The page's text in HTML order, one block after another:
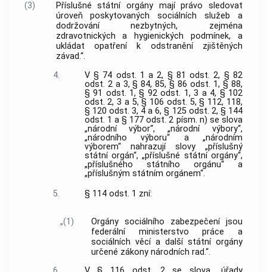
(3)
Příslušné státní orgány mají právo sledovat
úroveň poskytovaných sociálních služeb a
dodržování nezbytných, zejména
zdravotnických a hygienických podmínek, a
ukládat opatření k odstranění zjištěných
závad.“.
4.
V § 74 odst. 1 a 2, § 81 odst. 2, § 82
odst. 2 a 3, § 84, 85, § 86 odst. 1, § 88,
§ 91 odst. 1, § 92 odst. 1, 3 a 4, § 102
odst. 2, 3 a 5, § 106 odst. 5, § 112, 118,
§ 120 odst. 3, 4 a 6, § 125 odst. 2, § 144
odst. 1 a § 177 odst. 2 písm. n) se slova
„národní výbor“, „národní výbory“,
„národního výboru“ a „národním
výborem“ nahrazují slovy „příslušný
státní orgán“, „příslušné státní orgány“,
„příslušného státního orgánu“ a
„příslušným státním orgánem“.
5.
§ 114 odst. 1 zní:
„(1)
Orgány sociálního zabezpečení jsou
federální ministerstvo práce a
sociálních věcí a další státní orgány
určené zákony národních rad.“.